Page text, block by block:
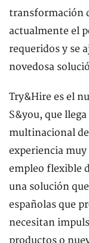
transformación
actualmente el
requeridos y se
novedosa
Try&Hire es el
S&you, que
multinacional de
experiencia
empleo flexible
una solución
españolas que
necesitan
productos o